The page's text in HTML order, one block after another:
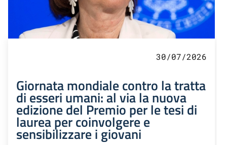
30/07/2026
Giornata mondiale contro la tratta
di esseri umani: al via la nuova
edizione del Premio per le tesi di
laurea per coinvolgere e
sensibilizzare i giovani